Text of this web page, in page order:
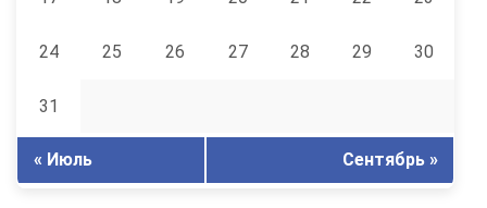
24 25 26 27 28 29 30
31
« Июль Сентябрь »